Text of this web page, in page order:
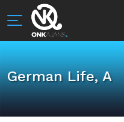
German Life, A